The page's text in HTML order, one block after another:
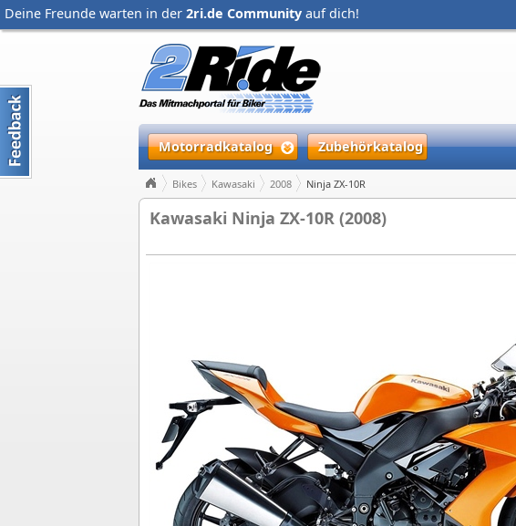
Deine Freunde warten in der 2ri.de Community auf dich!
Motorradkatalog Zubehörkatalog
Bikes Kawasaki 2008 Ninja ZX-10R
Kawasaki Ninja ZX-10R (2008)